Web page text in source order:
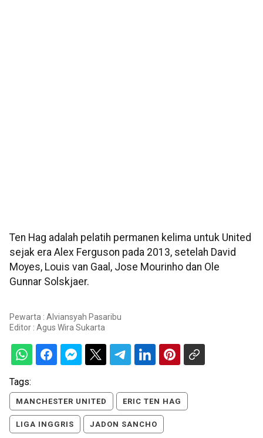
Ten Hag adalah pelatih permanen kelima untuk United
sejak era Alex Ferguson pada 2013, setelah David
Moyes, Louis van Gaal, Jose Mourinho dan Ole
Gunnar Solskjaer.
Pewarta : Alviansyah Pasaribu
Editor : Agus Wira Sukarta
Tags:
MANCHESTER UNITED ERIC TEN HAG
LIGA INGGRIS JADON SANCHO